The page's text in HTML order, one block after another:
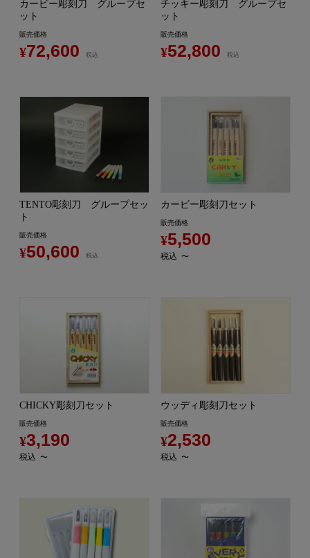
カービー彫刻刀 グループセ
ット
販売価格
¥72,600 税込
チッキー彫刻刀 グループセ
ット
販売価格
¥52,800 税込
TENTO彫刻刀 グループセッ
ト
販売価格
¥50,600 税込
カービー彫刻刀セット
販売価格
¥5,500
税込 〜
CHICKY彫刻刀セット
販売価格
¥3,190
税込 〜
ウッディ彫刻刀セット
販売価格
¥2,530
税込 〜